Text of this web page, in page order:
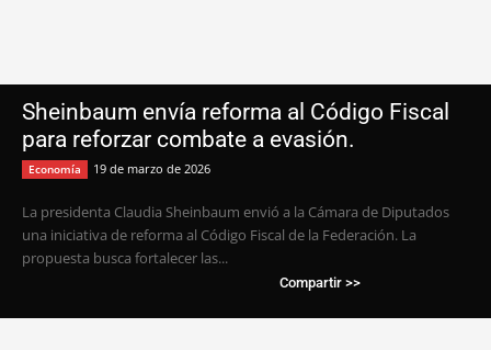
Sheinbaum envía reforma al Código Fiscal
para reforzar combate a evasión.
Economía 19 de marzo de 2026
La presidenta Claudia Sheinbaum envió a la Cámara de Diputados
una iniciativa de reforma al Código Fiscal de la Federación. La
propuesta busca fortalecer las...
Compartir >>